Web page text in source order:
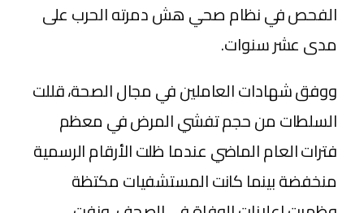
الفحص في نظام صحي هش دمرته الحرب على
مدى عشر سنوات.
ووفق شهادات العاملين في مجال الصحة، قللت
السلطات من حجم تفشي المرض في معظم
فترات العام الماضي عندما ظلت الأرقام الرسمية
منخفضة بينما كانت المستشفيات مكتظة